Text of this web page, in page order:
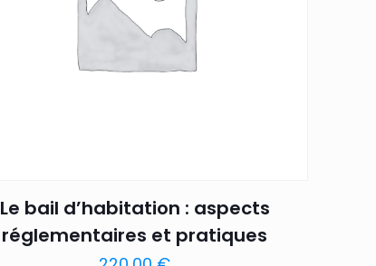
Le bail d’habitation : aspects
réglementaires et pratiques